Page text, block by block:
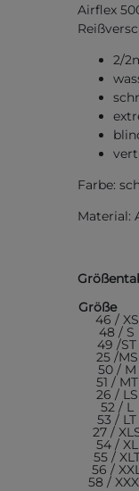
Airflex
2/
Farbe:
Material:
Größe
46 / XS
48 / S
49 /ST
25 /MS
50 / M
51 / MT
26 / LS
52 / L
53 / LT
27 /
54 / XL
55 /
56 / XXL
58 /